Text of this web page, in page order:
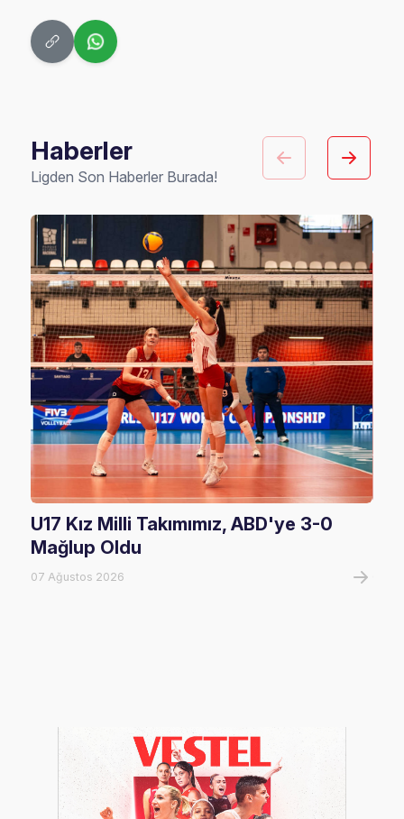
Haberler
Ligden Son Haberler Burada!
U17 Kız Milli Takımımız, ABD'ye 3-0
Mağlup Oldu
07 Ağustos 2026